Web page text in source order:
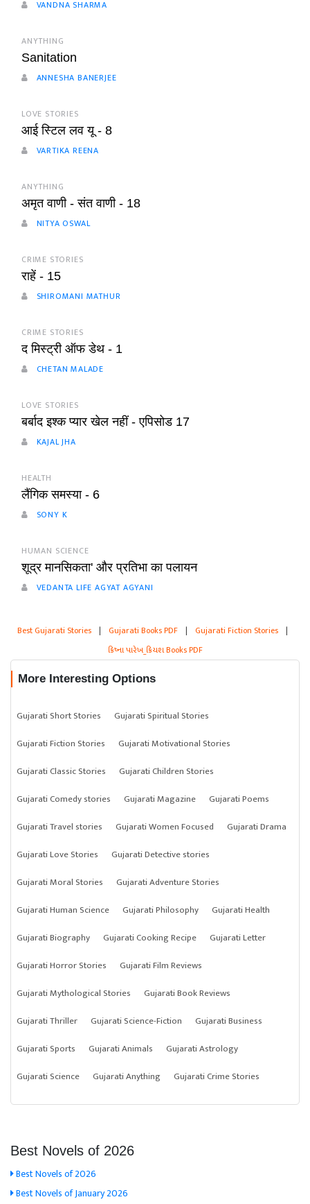
VANDNA SHARMA
ANYTHING
Sanitation
ANNESHA BANERJEE
LOVE STORIES
आई स्टिल लव यू - 8
VARTIKA REENA
ANYTHING
अमृत वाणी - संत वाणी - 18
NITYA OSWAL
CRIME STORIES
राहें - 15
SHIROMANI MATHUR
CRIME STORIES
द मिस्ट्री ऑफ डेथ - 1
CHETAN MALADE
LOVE STORIES
बर्बाद इश्क प्यार खेल नहीं - एपिसोड 17
KAJAL JHA
HEALTH
लैंगिक समस्या - 6
SONY K
HUMAN SCIENCE
शूद्र मानसिकता' और प्रतिभा का पलायन
VEDANTA LIFE AGYAT AGYANI
Best Gujarati Stories | Gujarati Books PDF | Gujarati Fiction Stories |
ક્રિષ્ના પારેખ_ક્રિયશ Books PDF
More Interesting Options
Gujarati Short Stories
Gujarati Spiritual Stories
Gujarati Fiction Stories
Gujarati Motivational Stories
Gujarati Classic Stories
Gujarati Children Stories
Gujarati Comedy stories
Gujarati Magazine
Gujarati Poems
Gujarati Travel stories
Gujarati Women Focused
Gujarati Drama
Gujarati Love Stories
Gujarati Detective stories
Gujarati Moral Stories
Gujarati Adventure Stories
Gujarati Human Science
Gujarati Philosophy
Gujarati Health
Gujarati Biography
Gujarati Cooking Recipe
Gujarati Letter
Gujarati Horror Stories
Gujarati Film Reviews
Gujarati Mythological Stories
Gujarati Book Reviews
Gujarati Thriller
Gujarati Science-Fiction
Gujarati Business
Gujarati Sports
Gujarati Animals
Gujarati Astrology
Gujarati Science
Gujarati Anything Gujarati Crime Stories
Best Novels of 2026
Best Novels of 2026
Best Novels of January 2026